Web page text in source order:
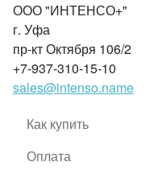
ООО "ИНТЕНСО+"
г. Уфа
пр-кт Октября 106/2
+7-937-310-15-10
sales@intenso.name
Как купить
Оплата